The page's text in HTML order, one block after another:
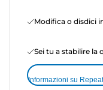
Modifica o disdici
Sei tu a stabilire la
Informazioni su